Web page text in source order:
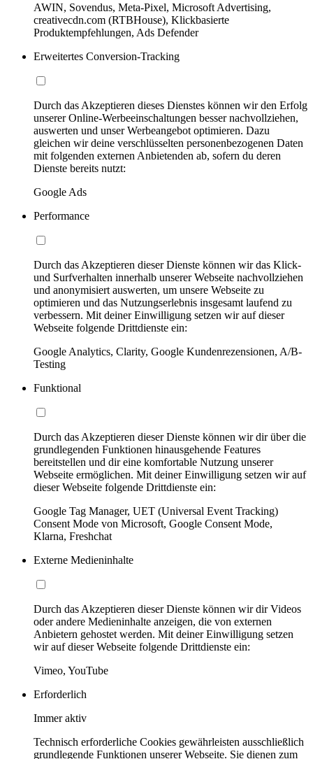
AWIN, Sovendus, Meta-Pixel, Microsoft Advertising,
creativecdn.com (RTBHouse), Klickbasierte
Produktempfehlungen, Ads Defender
Erweitertes Conversion-Tracking
Durch das Akzeptieren dieses Dienstes können wir den Erfolg
unserer Online-Werbeeinschaltungen besser nachvollziehen,
auswerten und unser Werbeangebot optimieren. Dazu
gleichen wir deine verschlüsselten personenbezogenen Daten
mit folgenden externen Anbietenden ab, sofern du deren
Dienste bereits nutzt:
Google Ads
Performance
Durch das Akzeptieren dieser Dienste können wir das Klick-
und Surfverhalten innerhalb unserer Webseite nachvollziehen
und anonymisiert auswerten, um unsere Webseite zu
optimieren und das Nutzungserlebnis insgesamt laufend zu
verbessern. Mit deiner Einwilligung setzen wir auf dieser
Webseite folgende Drittdienste ein:
Google Analytics, Clarity, Google Kundenrezensionen, A/B-
Testing
Funktional
Durch das Akzeptieren dieser Dienste können wir dir über die
grundlegenden Funktionen hinausgehende Features
bereitstellen und dir eine komfortable Nutzung unserer
Webseite ermöglichen. Mit deiner Einwilligung setzen wir auf
dieser Webseite folgende Drittdienste ein:
Google Tag Manager, UET (Universal Event Tracking)
Consent Mode von Microsoft, Google Consent Mode,
Klarna, Freshchat
Externe Medieninhalte
Durch das Akzeptieren dieser Dienste können wir dir Videos
oder andere Medieninhalte anzeigen, die von externen
Anbietern gehostet werden. Mit deiner Einwilligung setzen
wir auf dieser Webseite folgende Drittdienste ein:
Vimeo, YouTube
Erforderlich
Immer aktiv
Technisch erforderliche Cookies gewährleisten ausschließlich
grundlegende Funktionen unserer Webseite. Sie dienen zum